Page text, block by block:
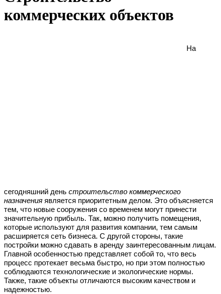
коммерческих объектов
На
сегодняшний день строительство коммерческого
назначения является приоритетным делом. Это объясняется
тем, что новые сооружения со временем могут принести
значительную прибыль. Так, можно получить помещения,
которые используют для развития компании, тем самым
расширяется сеть бизнеса. С другой стороны, такие
постройки можно сдавать в аренду заинтересованным лицам.
Главной особенностью представляет собой то, что весь
процесс протекает весьма быстро, но при этом полностью
соблюдаются технологические и экологические нормы.
Также, такие объекты отличаются высоким качеством и
надежностью.